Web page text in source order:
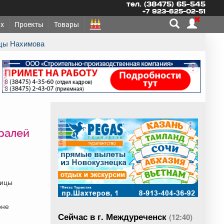
тел. (38475) 65-545
+7 923-625-02-51
Проекты Товары
Нахимова
реклама
реклама
Сейчас в г. Междуреченск (12:40)